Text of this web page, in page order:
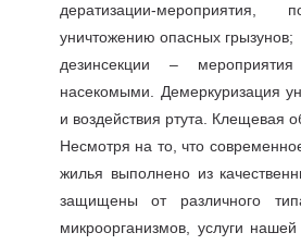
дератизации-
уничтожению опасных грызунов;
дезинсекции –
насекомыми. Демеркуризация
и воздействия ртута. Клещевая
Несмотря на то, что
жилья выполнено из
защищены от различного
микроорганизмов, услуги